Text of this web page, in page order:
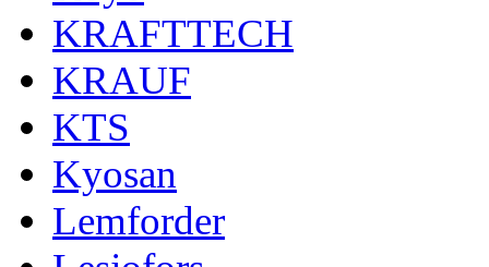
KRAFTTECH
KRAUF
KTS
Kyosan
Lemforder